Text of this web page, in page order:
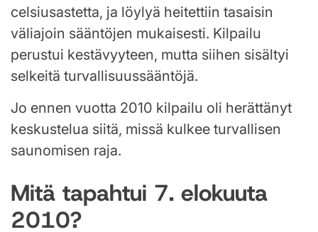
celsiusastetta, ja löylyä heitettiin tasaisin
väliajoin sääntöjen mukaisesti. Kilpailu
perustui kestävyyteen, mutta siihen sisältyi
selkeitä turvallisuussääntöjä.
Jo ennen vuotta 2010 kilpailu oli herättänyt
keskustelua siitä, missä kulkee turvallisen
saunomisen raja.
Mitä tapahtui 7. elokuuta
2010?